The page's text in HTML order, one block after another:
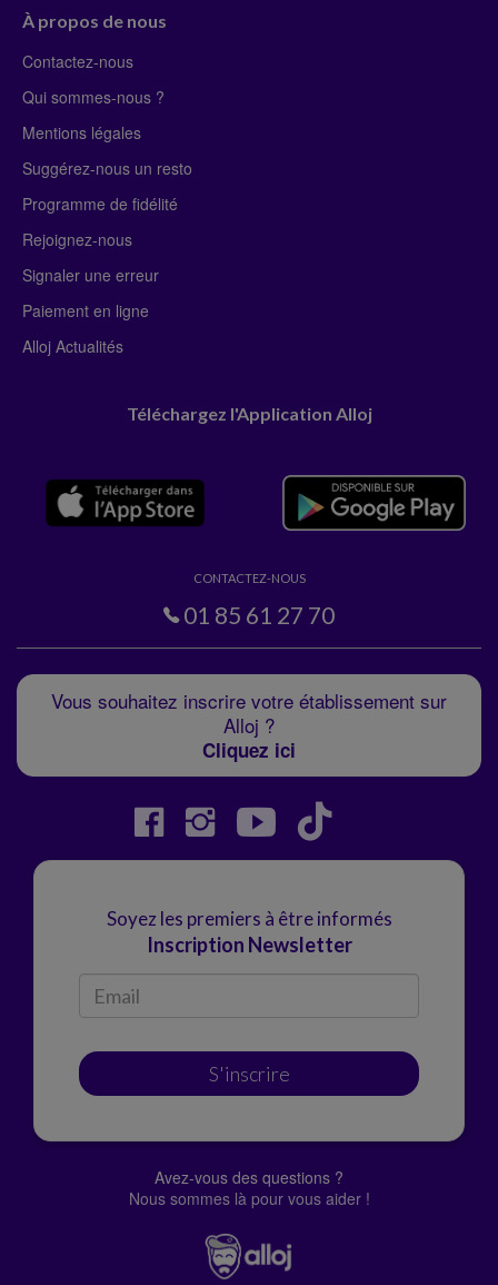
À propos de nous
Contactez-nous
Qui sommes-nous ?
Mentions légales
Suggérez-nous un resto
Programme de fidélité
Rejoignez-nous
Signaler une erreur
Paiement en ligne
Alloj Actualités
Téléchargez l'Application Alloj
CONTACTEZ-NOUS
01 85 61 27 70
Vous souhaitez inscrire votre établissement sur
Alloj ?
Cliquez ici
Soyez les premiers à être informés
Inscription Newsletter
S'inscrire
Avez-vous des questions ?
Nous sommes là pour vous aider !